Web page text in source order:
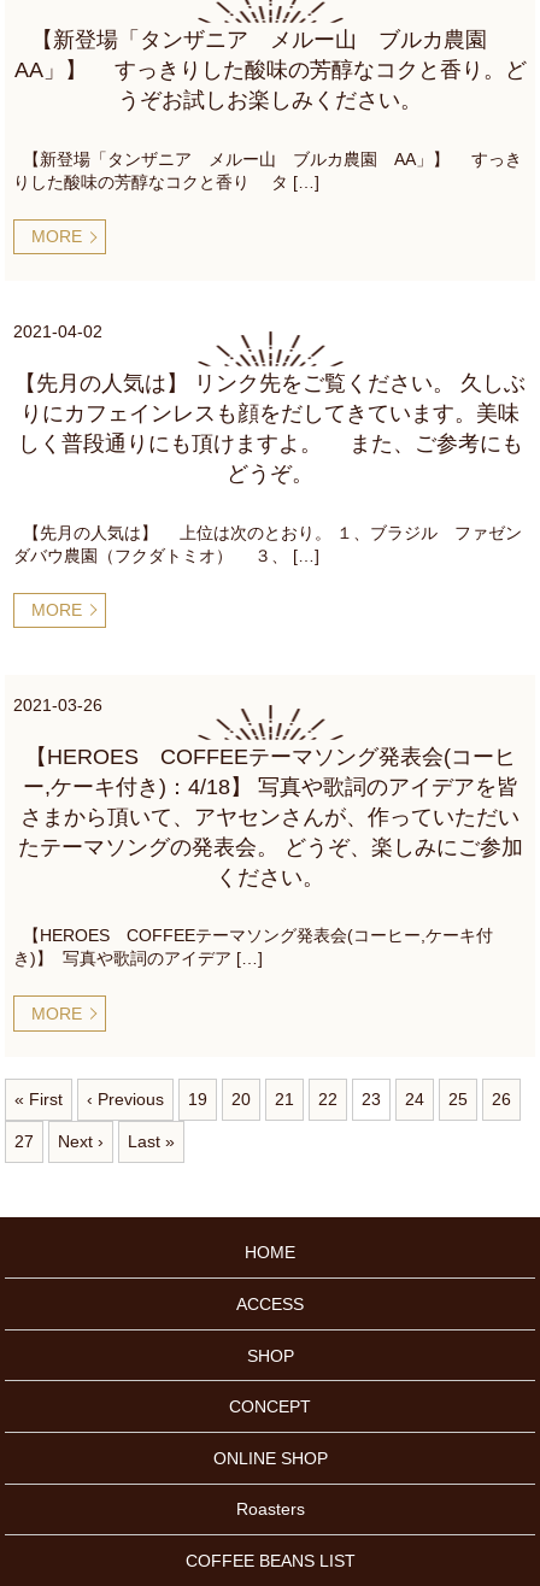
【新登場「タンザニア メルー山 ブルカ農園
AA」】 すっきりした酸味の芳醇なコクと香り。ど
うぞお試しお楽しみください。
【新登場「タンザニア メルー山 ブルカ農園 AA」】 すっき
りした酸味の芳醇なコクと香り タ […]
MORE
2021-04-02
【先月の人気は】 リンク先をご覧ください。 久しぶ
りにカフェインレスも顔をだしてきています。美味
しく普段通りにも頂けますよ。 また、ご参考にも
どうぞ。
【先月の人気は】 上位は次のとおり。 １、ブラジル ファゼン
ダバウ農園（フクダトミオ） ３、 […]
MORE
2021-03-26
【HEROES COFFEEテーマソング発表会(コーヒ
ー,ケーキ付き)：4/18】 写真や歌詞のアイデアを皆
さまから頂いて、アヤセンさんが、作っていただい
たテーマソングの発表会。 どうぞ、楽しみにご参加
ください。
【HEROES COFFEEテーマソング発表会(コーヒー,ケーキ付
き)】 写真や歌詞のアイデア […]
MORE
« First ‹ Previous 19 20 21 22 23 24 25 26
27 Next › Last »
HOME
ACCESS
SHOP
CONCEPT
ONLINE SHOP
Roasters
COFFEE BEANS LIST